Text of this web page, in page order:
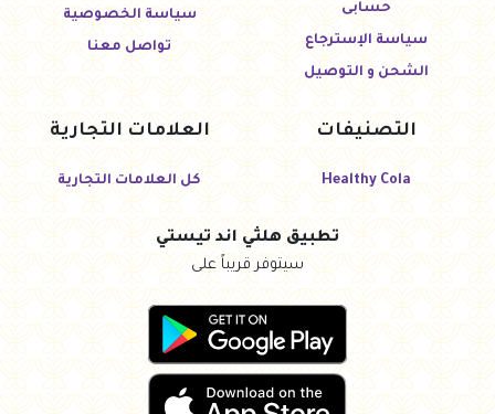
حسابى
سياسة الإسترجاع
الشحن و التوصيل
سياسة الخصوصية
تواصل معنا
التصنيفات
Healthy Cola
العلامات التجارية
كل العلامات التجارية
تطبيق هلثي اند تيستي
سيتوفر قريباً على